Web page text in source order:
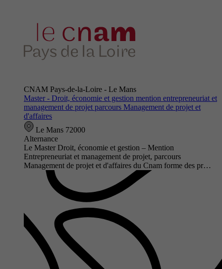
CNAM Pays-de-la-Loire - Le Mans
Master - Droit, économie et gestion mention entrepreneuriat et
management de projet parcours Management de projet et
d'affaires
Le Mans 72000
Alternance
Le Master Droit, économie et gestion – Mention
Entrepreneuriat et management de projet, parcours
Management de projet et d'affaires du Cnam forme des pr…